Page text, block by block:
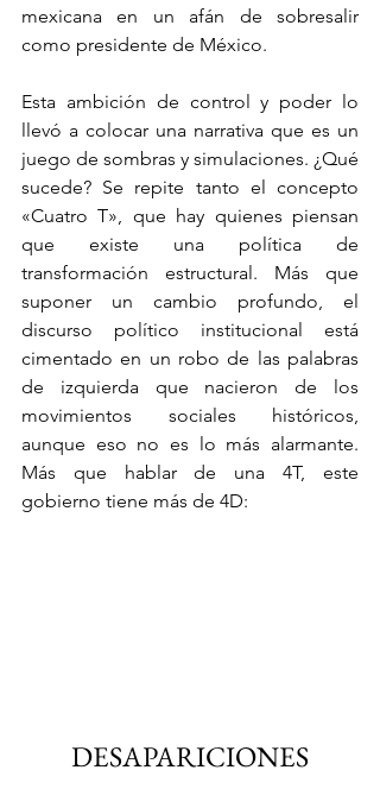
mexicana en un afán de sobresalir
como presidente de México.
Esta ambición de control y poder lo
llevó a colocar una narrativa que es un
juego de sombras y simulaciones. ¿Qué
sucede? Se repite tanto el concepto
«Cuatro T», que hay quienes piensan
que existe una política de
transformación estructural. Más que
suponer un cambio profundo, el
discurso político institucional está
cimentado en un robo de las palabras
de izquierda que nacieron de los
movimientos sociales históricos,
aunque eso no es lo más alarmante.
Más que hablar de una 4T, este
gobierno tiene más de 4D:
DESAPARICIONES